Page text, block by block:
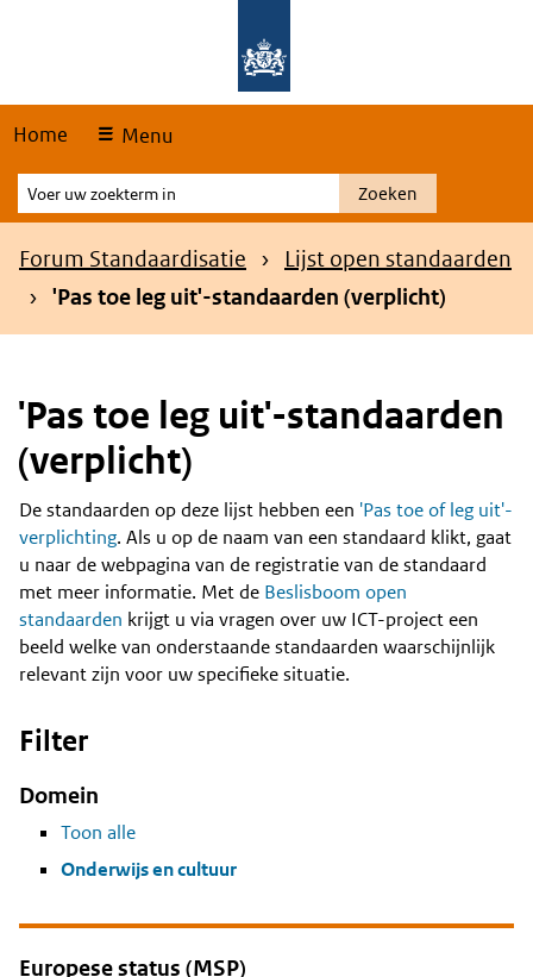
Home Menu
Voer
uw
zoekterm
Zoeken
Kruimelpad
Forum Standaardisatie
Lijst open standaarden
'Pas toe leg uit'-standaarden (verplicht)
'Pas toe leg uit'-standaarden
(verplicht)
Content
De standaarden op deze lijst hebben een 'Pas toe of leg uit'-
verplichting. Als u op de naam van een standaard klikt, gaat
u naar de webpagina van de registratie van de standaard
met meer informatie. Met de Beslisboom open
standaarden krijgt u via vragen over uw ICT-project een
beeld welke van onderstaande standaarden waarschijnlijk
relevant zijn voor uw specifieke situatie.
Filter
Domein
Toon alle
Onderwijs en cultuur
Europese status (MSP)